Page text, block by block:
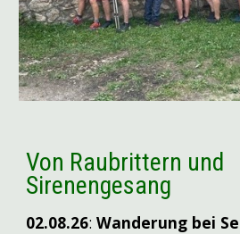
Von Raubrittern und
Sirenengesang
02.08.26: Wanderung bei